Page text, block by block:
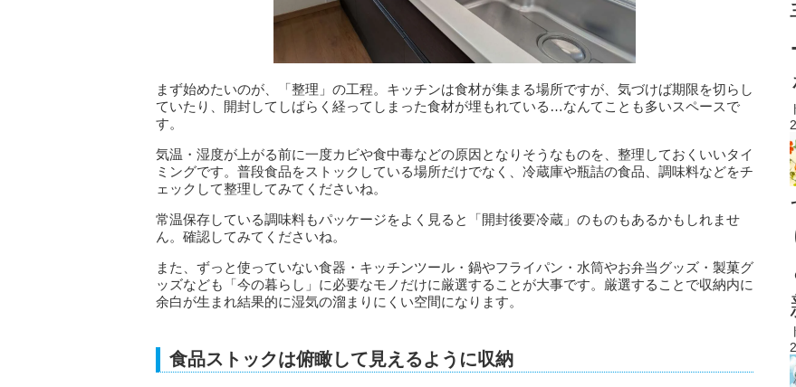
まず始めたいのが、「整理」の工程。キッチンは食材が集まる場所ですが、気づけば期限を切らし
ていたり、開封してしばらく経ってしまった食材が埋もれている…なんてことも多いスペースで
す。
気温・湿度が上がる前に一度カビや食中毒などの原因となりそうなものを、整理しておくいいタイ
ミングです。普段食品をストックしている場所だけでなく、冷蔵庫や瓶詰の食品、調味料などをチ
ェックして整理してみてくださいね。
常温保存している調味料もパッケージをよく見ると「開封後要冷蔵」のものもあるかもしれませ
ん。確認してみてくださいね。
また、ずっと使っていない食器・キッチンツール・鍋やフライパン・水筒やお弁当グッズ・製菓グ
ッズなども「今の暮らし」に必要なモノだけに厳選することが大事です。厳選することで収納内に
余白が生まれ結果的に湿気の溜まりにくい空間になります。
食品ストックは俯瞰して見えるように収納